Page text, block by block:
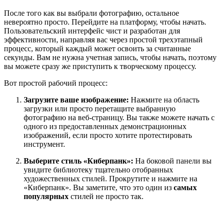
После того как вы выбрали фотографию, остальное
невероятно просто. Перейдите на платформу, чтобы начать.
Пользовательский интерфейс чист и разработан для
эффективности, направляя вас через простой трехэтапный
процесс, который каждый может освоить за считанные
секунды. Вам не нужна учетная запись, чтобы начать, поэтому
вы можете сразу же приступить к творческому процессу.
Вот простой рабочий процесс:
Загрузите ваше изображение: Нажмите на область
загрузки или просто перетащите выбранную
фотографию на веб-страницу. Вы также можете начать с
одного из предоставленных демонстрационных
изображений, если просто хотите протестировать
инструмент.
Выберите стиль «Киберпанк»: На боковой панели вы
увидите библиотеку тщательно отобранных
художественных стилей. Прокрутите и нажмите на
«Киберпанк». Вы заметите, что это один из самых
популярных стилей не просто так.